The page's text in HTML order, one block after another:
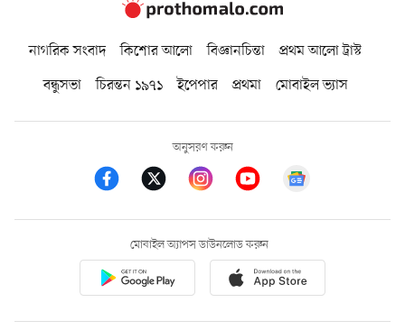
নাগরিক সংবাদ কিশোর আলো বিজ্ঞানচিন্তা
প্রথম আলো ট্রাস্ট
বন্ধুসভা
চিরন্তন ১৯৭১ ইপেপার প্রথমা মোবাইল ভ্যাস
অনুসরণ করুন
মোবাইল অ্যাপস ডাউনলোড করুন